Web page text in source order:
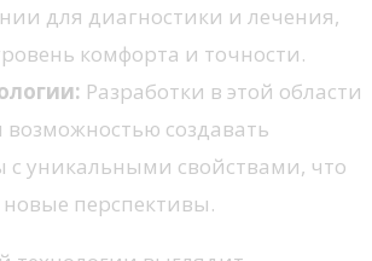
для диагностики и лечения,
комфорта и точности.
Разработки в этой области
возможностью создавать
с уникальными свойствами, что
перспективы.